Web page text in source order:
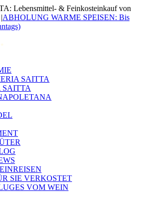
Lebensmittel- & Feinkosteinkauf von
|ABHOLUNG WARME SPEISEN: Bis
SAITTA
SAITTA
SIE VERKOSTET
VOM WEIN